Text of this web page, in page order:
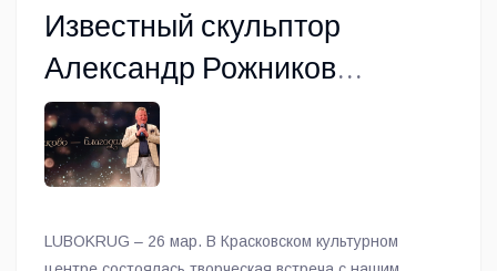
Известный скульптор
Александр Рожников
встретился с молодежью
Люберец
LUBOKRUG – 26 мар. В Красковском культурном